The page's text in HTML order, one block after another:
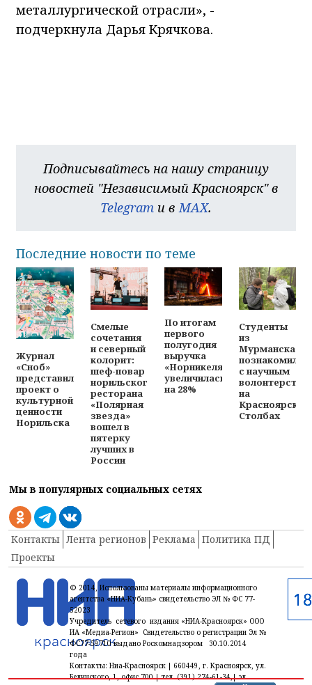
металлургической отрасли», -
подчеркнула Дарья Крячкова.
Подписывайтесь на нашу страницу
новостей "Независимый Красноярск" в
Telegram и в MAX.
Последние новости по теме
Журнал
«Сноб»
представил
проект о
культурной
ценности
Норильска
Смелые
сочетания
и северный
колорит:
шеф-повар
норильского
ресторана
«Полярная
звезда»
вошел в
пятерку
лучших в
России
По итогам
первого
полугодия
выручка
«Норникеля»
увеличилась
на 28%
Студенты
из
Мурманска
с научным
на
Красноярских
Столбах
Мы в популярных социальных сетях
Контакты Лента регионов Реклама Политика ПД
Проекты
© 2014, Использованы материалы информационного
агентства «НИА-Кубань» свидетельство ЭЛ № ФС 77-
52023
Учредитель сетевого издания «НИА-Красноярск» ООО
ИА «Медиа-Регион» Свидетельство о регистрации Эл №
ФС77-59710 выдано Роскомнадзором 30.10.2014
года
Контакты: Ниа-Красноярск | 660449, г. Красноярск, ул.
Белинского, 1, офис 700 | тел. (391) 274-61-34,| эл.